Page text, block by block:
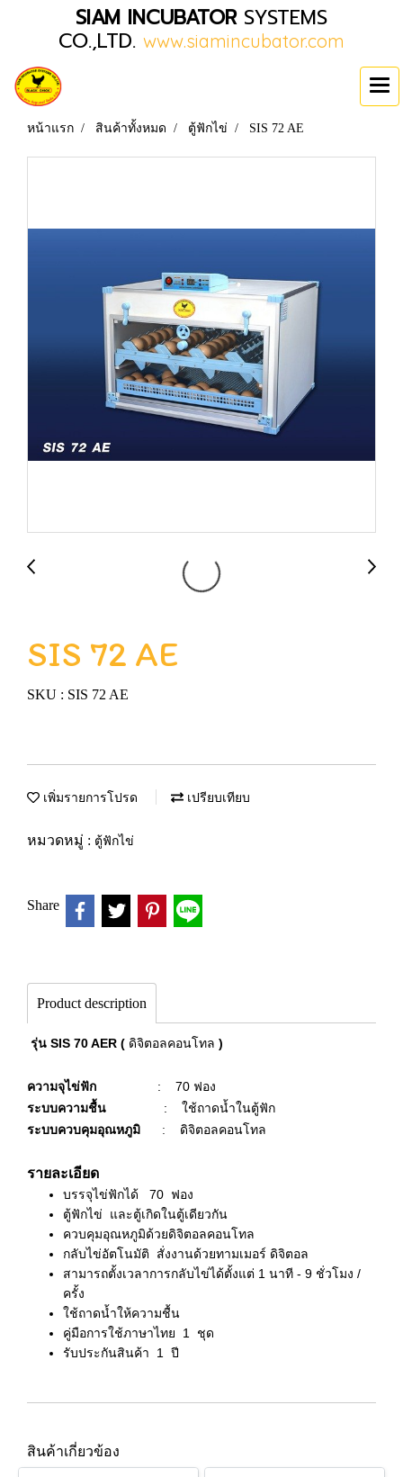
SIAM INCUBATORSYSTEMS
CO.,LTD. www.siamincubator.com
หน้าแรก สินค้าทั้งหมด ตู้ฟักไข่ SIS 72 AE
SIS 72 AE
SKU : SIS 72 AE
เพิ่มรายการโปรด เปรียบเทียบ
หมวดหมู่ : ตู้ฟักไข่
Share
Product description
รุ่น SIS 70 AER ( ดิจิตอลคอนโทล )
ความจุไข่ฟัก : 70 ฟอง
ระบบความชื้น
: ใช้ถาดน้ำในตู้ฟัก
ระบบควบคุมอุณหภูมิ : ดิจิตอลคอนโทล
รายละเอียด
บรรจุไข่ฟักได้ 70 ฟอง
ตู้ฟักไข่ และตู้เกิดในตู้เดียวกัน
ควบคุมอุณหภูมิด้วยดิจิตอลคอนโทล
กลับไข่อัตโนมัติ สั่งงานด้วยทามเมอร์ ดิจิตอล
สามารถตั้งเวลาการกลับไข่ได้ตั้งแต่ 1 นาที - 9 ชั่วโมง /
ครั้ง
ใช้ถาดน้ำให้ความชื้น
คู่มือการใช้ภาษาไทย 1 ชุด
รับประกันสินค้า 1 ปี
สินค้าเกี่ยวข้อง